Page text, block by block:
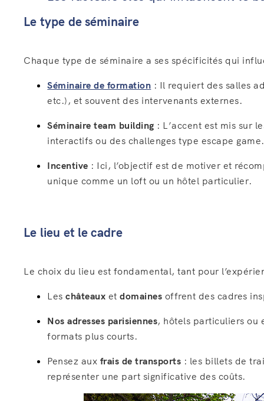
Le type de séminaire
Chaque type de séminaire a ses spécificités qui
Séminaire de formation : Il requiert des salles
etc.), et souvent des intervenants externes.
Séminaire team building : L’accent est mis sur
interactifs ou des challenges type escape
Incentive : Ici, l’objectif est de motiver et
unique comme un loft ou un hôtel particulier.
Le lieu et le cadre
Le choix du lieu est fondamental, tant pour
Leschâteaux etdomaines offrent des cadres
Nos adresses parisiennes, hôtels particuliers ou
formats plus courts.
Pensez aux frais de transports : les billets de
représenter une part significative des coûts.